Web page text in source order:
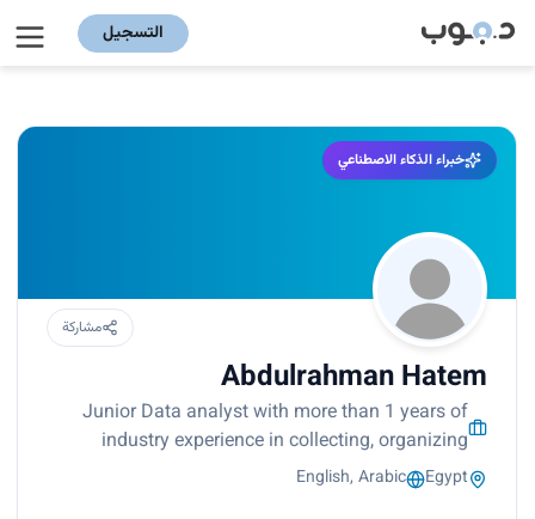
التسجيل
خبراء الذكاء الاصطناعي
مشاركة
Abdulrahman Hatem
Junior Data analyst with more than 1 years of
industry experience in collecting, organizing
Egypt
English, Arabic